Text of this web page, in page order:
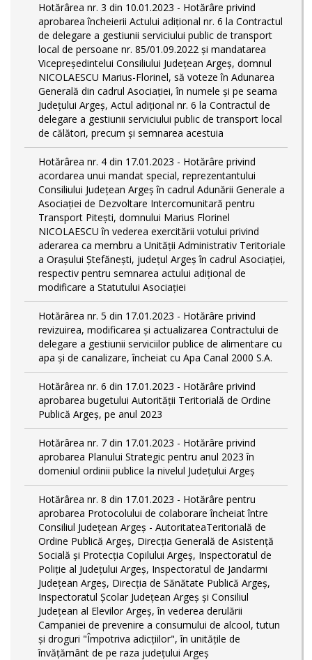
Hotărârea nr. 3 din 10.01.2023 - Hotărâre privind
aprobarea încheierii Actului adițional nr. 6 la Contractul
de delegare a gestiunii serviciului public de transport
local de persoane nr. 85/01.09.2022 și mandatarea
Vicepreședintelui Consiliului Județean Argeș, domnul
NICOLAESCU Marius-Florinel, să voteze în Adunarea
Generală din cadrul Asociației, în numele și pe seama
Județului Argeș, Actul adițional nr. 6 la Contractul de
delegare a gestiunii serviciului public de transport local
de călători, precum și semnarea acestuia
Hotărârea nr. 4 din 17.01.2023 - Hotărâre privind
acordarea unui mandat special, reprezentantului
Consiliului Județean Argeș în cadrul Adunării Generale a
Asociației de Dezvoltare Intercomunitară pentru
Transport Pitești, domnului Marius Florinel
NICOLAESCU în vederea exercitării votului privind
aderarea ca membru a Unității Administrativ Teritoriale
a Orașului Ștefănești, județul Argeș în cadrul Asociației,
respectiv pentru semnarea actului adițional de
modificare a Statutului Asociației
Hotărârea nr. 5 din 17.01.2023 - Hotărâre privind
revizuirea, modificarea și actualizarea Contractului de
delegare a gestiunii serviciilor publice de alimentare cu
apa și de canalizare, încheiat cu Apa Canal 2000 S.A.
Hotărârea nr. 6 din 17.01.2023 - Hotărâre privind
aprobarea bugetului Autorității Teritorială de Ordine
Publică Argeș, pe anul 2023
Hotărârea nr. 7 din 17.01.2023 - Hotărâre privind
aprobarea Planului Strategic pentru anul 2023 în
domeniul ordinii publice la nivelul Judeţului Argeş
Hotărârea nr. 8 din 17.01.2023 - Hotărâre pentru
aprobarea Protocolului de colaborare încheiat între
Consiliul Județean Argeș - AutoritateaTeritorială de
Ordine Publică Argeş, Direcţia Generală de Asistenţă
Socială şi Protecţia Copilului Argeş, Inspectoratul de
Poliţie al Judeţului Argeş, Inspectoratul de Jandarmi
Judeţean Argeş, Direcția de Sănătate Publică Argeș,
Inspectoratul Școlar Județean Argeș și Consiliul
Județean al Elevilor Argeș, în vederea derulării
Campaniei de prevenire a consumului de alcool, tutun
și droguri "Împotriva adicțiilor", în unitățile de
învățământ de pe raza județului Argeș